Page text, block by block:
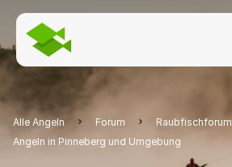
Alle Angeln Forum
Raubfischforum
Angeln in Pinneberg und Umgebung